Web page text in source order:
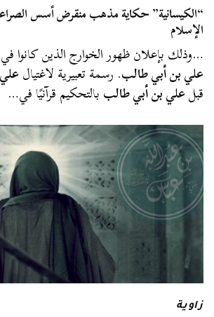
“الكيسانية” حكاية مذهب منقرض أسس
الإسلام
…وذلك بإعلان ظهور الخوارج الذين كانوا
علي بن أبي طالب. رسمة تعبيرية لاغتيال
قبلعلي بن أبي طالببالتحكيم قرآنيًا في…
زاوية